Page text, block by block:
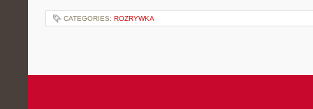
CATEGORIES: ROZRYWKA